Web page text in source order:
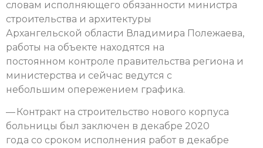
словам исполняющего обязанности министра
строительства и архитектуры
Архангельской области Владимира Полежаева,
работы на объекте находятся на
постоянном контроле правительства региона и
министерства и сейчас ведутся с
небольшим опережением графика.
— Контракт на строительство нового корпуса
больницы был заключен в декабре 2020
года со сроком исполнения работ в декабре